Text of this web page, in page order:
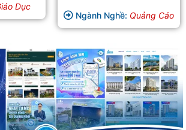
Dục
Ngành Nghề: Quảng Cáo